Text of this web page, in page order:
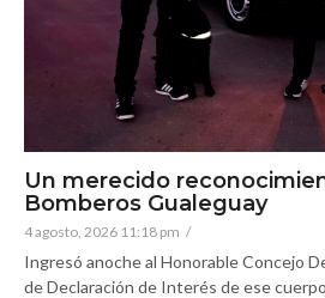
Un merecido
Bomberos Gualeguay
4 agosto, 2026 11:18 pm /
Ingresó anoche al Honorable Concejo
de Declaración de Interés de ese